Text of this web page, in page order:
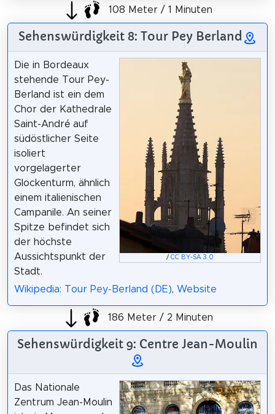
108 Meter / 1 Minuten
Sehenswürdigkeit 8: Tour Pey Berland
/CC BY-SA 3.0
Die in Bordeaux
stehende Tour Pey-
Berland ist ein dem
Chor der Kathedrale
Saint-André auf
südöstlicher Seite
isoliert
vorgelagerter
Glockenturm, ähnlich
einem italienischen
Campanile. An seiner
Spitze befindet sich
der höchste
Aussichtspunkt der
Stadt.
Wikipedia: Tour Pey-Berland (DE), Website
186 Meter / 2 Minuten
Sehenswürdigkeit 9: Centre Jean-Moulin
Das Nationale
Zentrum Jean-Moulin